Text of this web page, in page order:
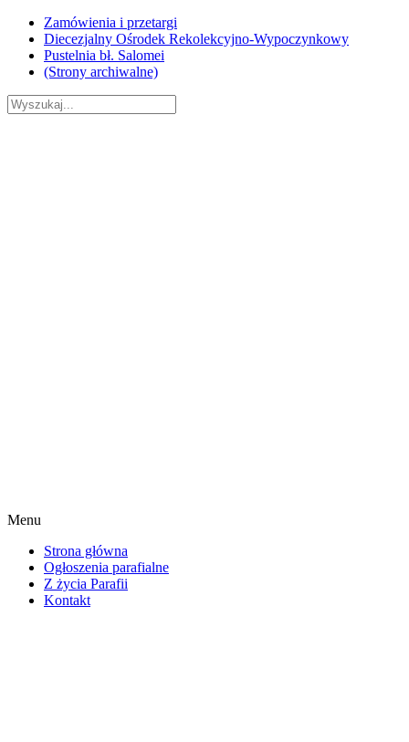
Skip
content
Zamówienia i przetargi
Diecezjalny Ośrodek Rekolekcyjno-Wypoczynkowy
Pustelnia bł. Salomei
(Strony archiwalne)
Menu
Strona główna
Ogłoszenia parafialne
Z życia Parafii
Kontakt